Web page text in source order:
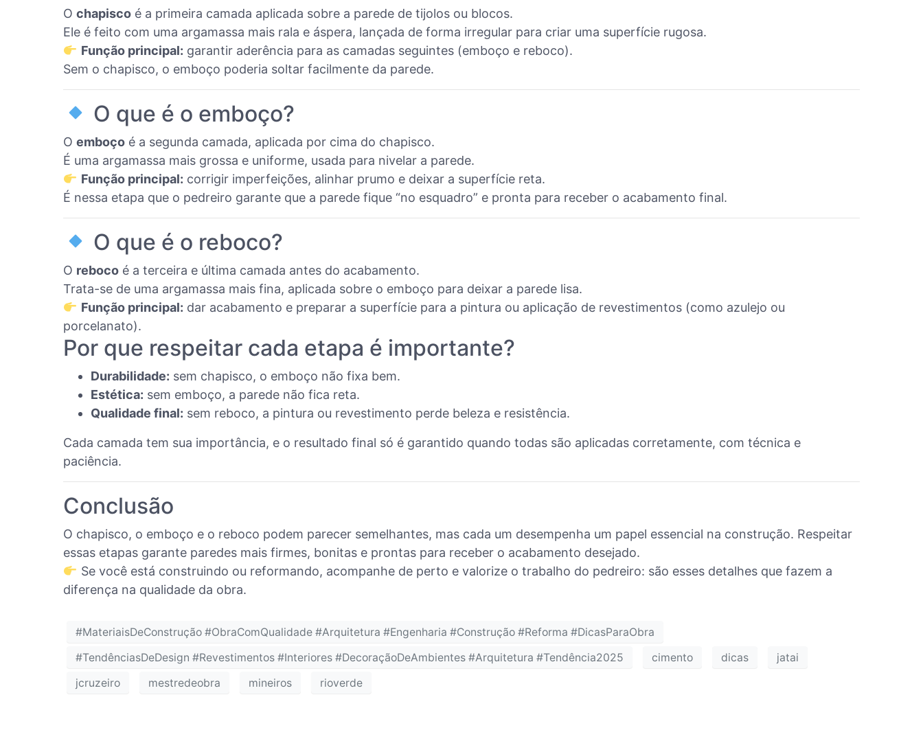
O chapisco é a primeira camada aplicada sobre a parede de tijolos ou blocos.
Ele é feito com uma argamassa mais rala e áspera, lançada de forma irregular para criar uma superfície rugosa.
Função principal: garantir aderência para as camadas seguintes (emboço e reboco).
Sem o chapisco, o emboço poderia soltar facilmente da parede.
O que é o emboço?
O emboço é a segunda camada, aplicada por cima do chapisco.
É uma argamassa mais grossa e uniforme, usada para nivelar a parede.
Função principal: corrigir imperfeições, alinhar prumo e deixar a superfície reta.
É nessa etapa que o pedreiro garante que a parede fique “no esquadro” e pronta para receber o acabamento final.
O que é o reboco?
O reboco é a terceira e última camada antes do acabamento.
Trata-se de uma argamassa mais fina, aplicada sobre o emboço para deixar a parede lisa.
Função principal: dar acabamento e preparar a superfície para a pintura ou aplicação de revestimentos (como azulejo ou
porcelanato).
Por que respeitar cada etapa é importante?
Durabilidade: sem chapisco, o emboço não fixa bem.
Estética: sem emboço, a parede não fica reta.
Qualidade final: sem reboco, a pintura ou revestimento perde beleza e resistência.
Cada camada tem sua importância, e o resultado final só é garantido quando todas são aplicadas corretamente, com técnica e
paciência.
Conclusão
O chapisco, o emboço e o reboco podem parecer semelhantes, mas cada um desempenha um papel essencial na construção. Respeitar
essas etapas garante paredes mais firmes, bonitas e prontas para receber o acabamento desejado.
Se você está construindo ou reformando, acompanhe de perto e valorize o trabalho do pedreiro: são esses detalhes que fazem a
diferença na qualidade da obra.
#MateriaisDeConstrução #ObraComQualidade #Arquitetura #Engenharia #Construção #Reforma #DicasParaObra
#TendênciasDeDesign #Revestimentos #Interiores #DecoraçãoDeAmbientes #Arquitetura #Tendência2025
cimento dicas
jatai
jcruzeiro
mestredeobra mineiros rioverde